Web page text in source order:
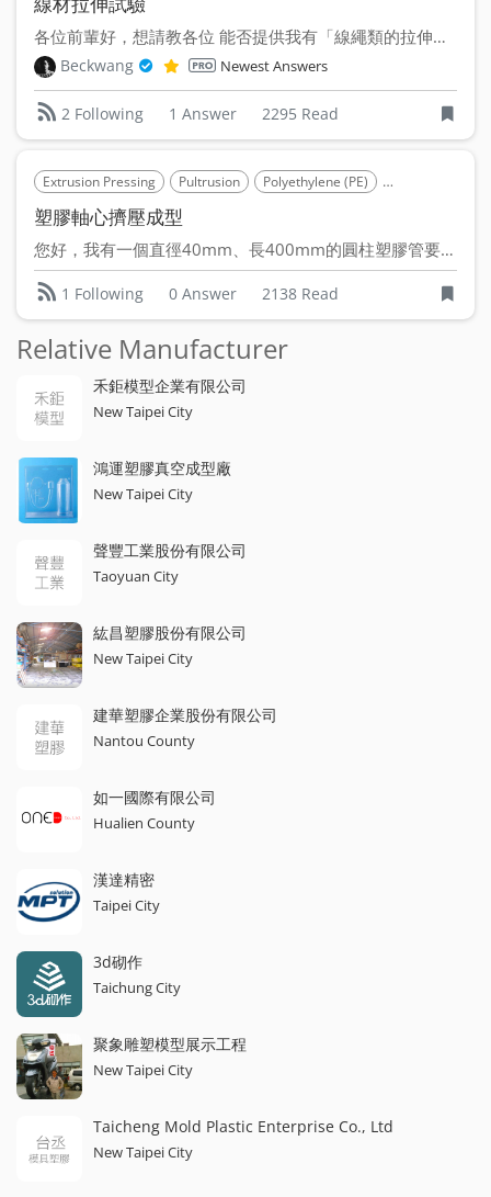
各位前輩好，想請教各位 能否提供我有「線繩類的拉伸測試服...
Beckwang Newest Answers
2 Following 1 Answer 2295 Read
Extrusion Pressing Pultrusion Polyethylene (PE) Polystyrene (PS)
塑膠軸心擠壓成型
您好，我有一個直徑40mm、長400mm的圓柱塑膠管要製作，...
1 Following 0 Answer 2138 Read
Relative Manufacturer
禾鉅模型企業有限公司
New Taipei City
鴻運塑膠真空成型廠
New Taipei City
聲豐工業股份有限公司
Taoyuan City
紘昌塑膠股份有限公司
New Taipei City
建華塑膠企業股份有限公司
Nantou County
如一國際有限公司
Hualien County
漢達精密
Taipei City
3d砌作
Taichung City
聚象雕塑模型展示工程
New Taipei City
Taicheng Mold Plastic Enterprise Co., Ltd
New Taipei City